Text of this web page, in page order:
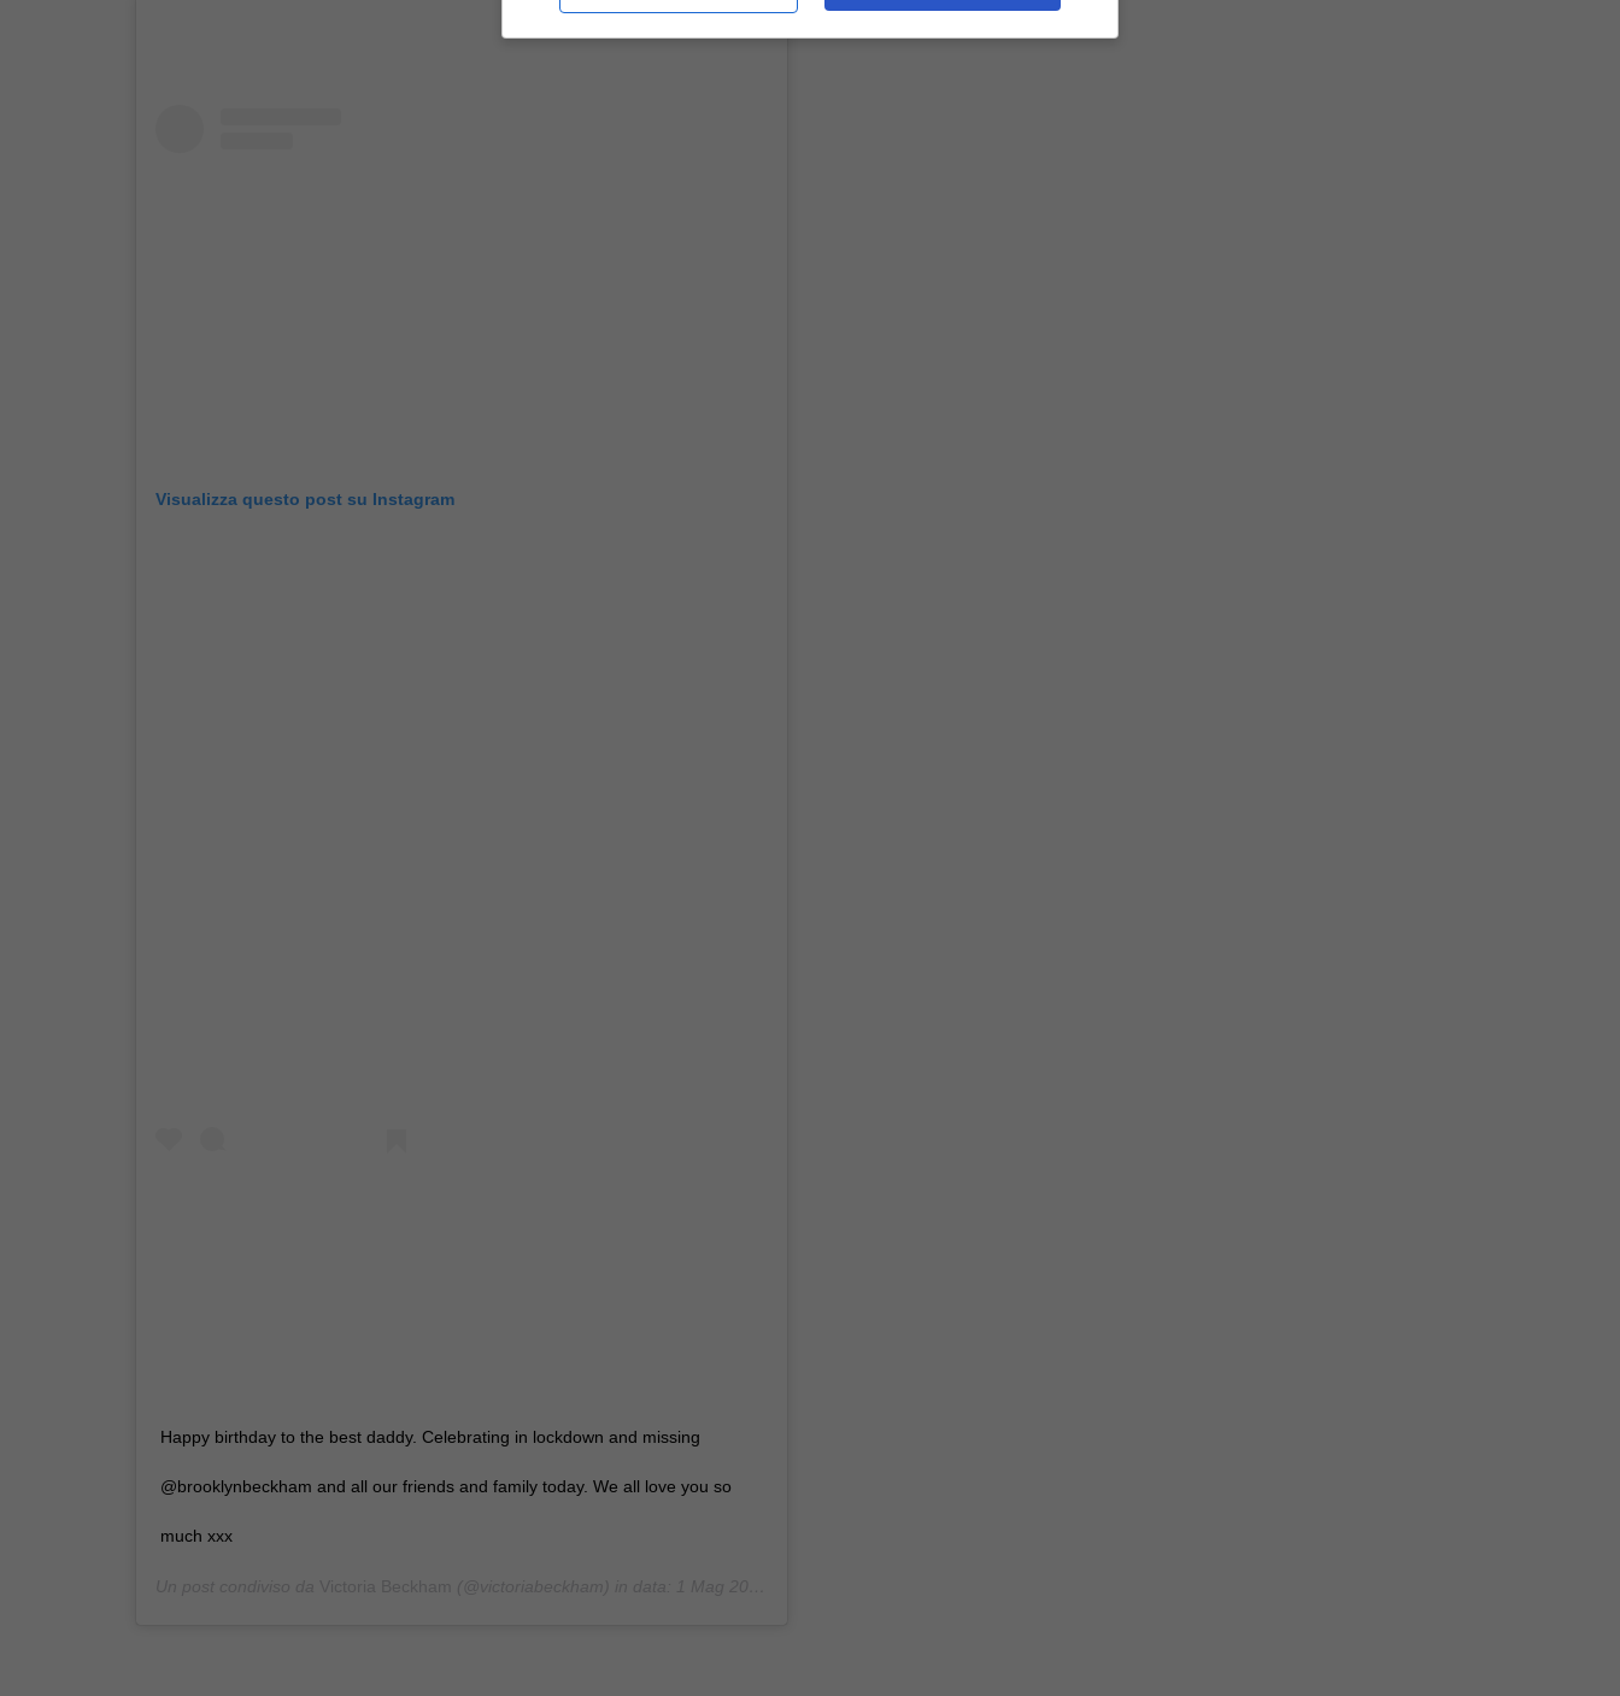
Visualizza questo post su Instagram
Happy birthday to the best daddy. Celebrating in lockdown and missing
@brooklynbeckham and all our friends and family today. We all love you so
much xxx